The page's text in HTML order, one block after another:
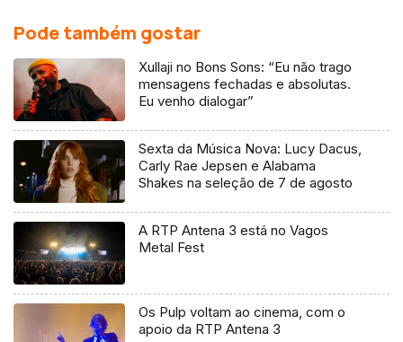
Pode também gostar
Xullaji no Bons Sons: “Eu não trago
mensagens fechadas e absolutas.
Eu venho dialogar”
Sexta da Música Nova: Lucy Dacus,
Carly Rae Jepsen e Alabama
Shakes na seleção de 7 de agosto
A RTP Antena 3 está no Vagos
Metal Fest
Os Pulp voltam ao cinema, com o
apoio da RTP Antena 3